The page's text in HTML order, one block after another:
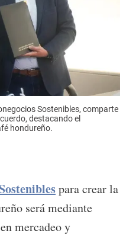
Sostenibles, comparte
destacando el
hondureño.
para crear la
será mediante
mercadeo y